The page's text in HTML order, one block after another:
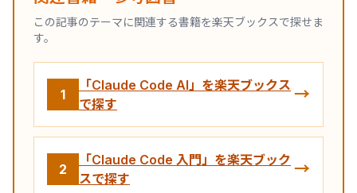
この記事のテーマに関連する書籍を楽天ブックスで探せま
す。
1
「Claude Code AI」を楽天ブックス
で探す
→
2
「Claude Code 入門」を楽天ブック
スで探す
→